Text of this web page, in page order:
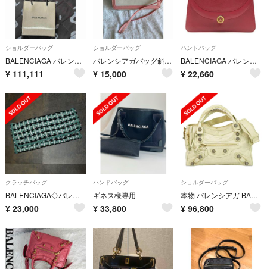
ショルダーバッグ
BALENCIAGA バレンシアガ ショルダーバッグ ショッピングトートXXS
¥ 111,111
ショルダーバッグ
バレンシアガバッグ斜め掛けピンク
¥ 15,000
ハンドバッグ
BALENCIAGA バレンシアガ リザード 型押し ハンド バッグ トップハンドル レッド レディース ブランド 鞄 かばん r1258
¥ 22,660
クラッチバッグ
BALENCIAGA◇バレンシアガ 編み込み ビストロクラッチバッグ◇美品
¥ 23,000
ハンドバッグ
ギネス様専用
¥ 33,800
ショルダーバッグ
本物 バレンシアガ BALENCIAGA ザ ジャイアント シティ 2WAY ショルダーバッグ ハンドバッグ レザー ベージュ 173084 バッグ 中古・
¥ 96,800